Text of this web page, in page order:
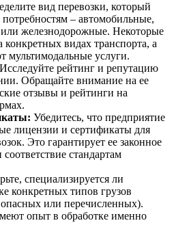
вид перевозки, который
потребностям – автомобильные,
железнодорожные. Некоторые
конкретных видах транспорта, а
мультимодальные услуги.
Исследуйте рейтинг и репутацию
Обращайте внимание на ее
отзывы и рейтинги на
Убедитесь, что предприятие
лицензии и сертификаты для
Это гарантирует ее законное
стандартам
специализируется ли
конкретных типов грузов
или перечисленных).
опыт в обработке именно